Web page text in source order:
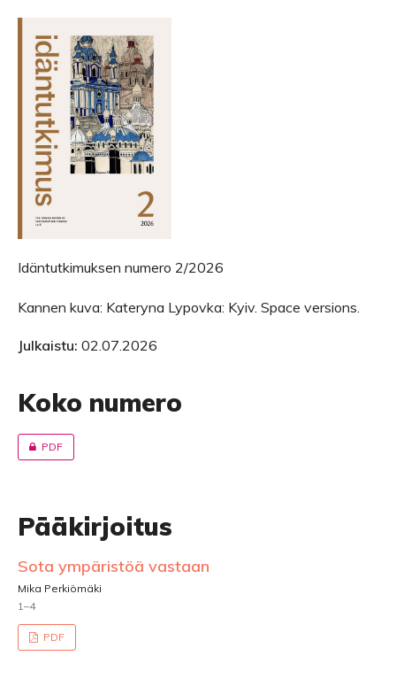
Idäntutkimuksen numero 2/2026
Kannen kuva: Kateryna Lypovka: Kyiv. Space versions.
Julkaistu: 02.07.2026
Koko numero
PDF
Pääkirjoitus
Sota ympäristöä vastaan
Mika Perkiömäki
1–4
PDF